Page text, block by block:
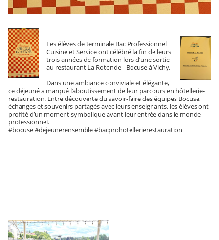
Les élèves de terminale Bac Professionnel
Cuisine et Service ont célébré la fin de leurs
trois années de formation lors d’une sortie
au restaurant La Rotonde - Bocuse à Vichy.
Dans une ambiance conviviale et élégante,
ce déjeuné a marqué l’aboutissement de leur parcours en hôtellerie-
restauration. Entre découverte du savoir-faire des équipes Bocuse,
échanges et souvenirs partagés avec leurs enseignants, les élèves ont
profité d’un moment symbolique avant leur entrée dans le monde
professionnel.
#bocuse #dejeunerensemble #bacprohotellerierestauration